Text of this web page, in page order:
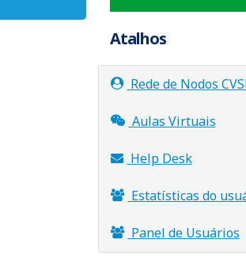
Atalhos
Rede de Nodos
Aulas Virtuais
Help Desk
Estatísticas do
Panel de Usuários